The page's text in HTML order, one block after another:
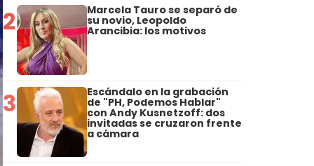
2 Marcela Tauro se separó de
su novio, Leopoldo
Arancibia: los motivos
3 Escándalo en la grabación
de "PH, Podemos Hablar"
con Andy Kusnetzoff: dos
invitadas se cruzaron frente
a cámara